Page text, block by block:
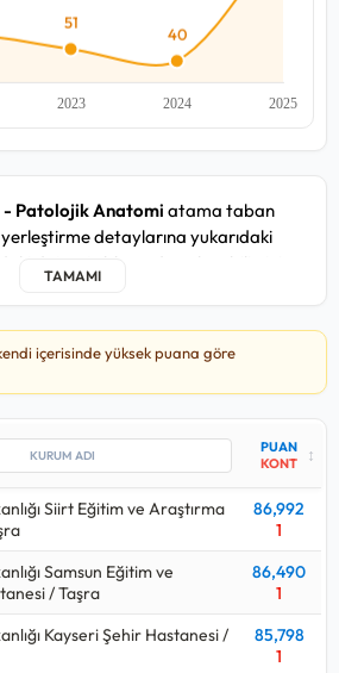
- Patolojik Anatomi atama taban
yerleştirme detaylarına yukarıdaki
detay tablosundan ulaşabilirsiniz.
döneminde, en düşük83,327puan
Şişli Hamidiye Etfal Eğitim ve
Istanbul / Taşra kurumuna, en yüksek
yerleşilmiş.
Akif Inan Eğitim ve Araştırma
Hastanesi / Taşra kurumu en çok
Anatomi alımlarında 2024 yılındaki
yılındaki156kişilik kontenjana
içerisinde yüksek puana göre
↕
PUAN
KONT
Siirt Eğitim ve Araştırma
86,992
1
Samsun Eğitim ve
/ Taşra
86,490
1
Kayseri Şehir Hastanesi /
85,798
1